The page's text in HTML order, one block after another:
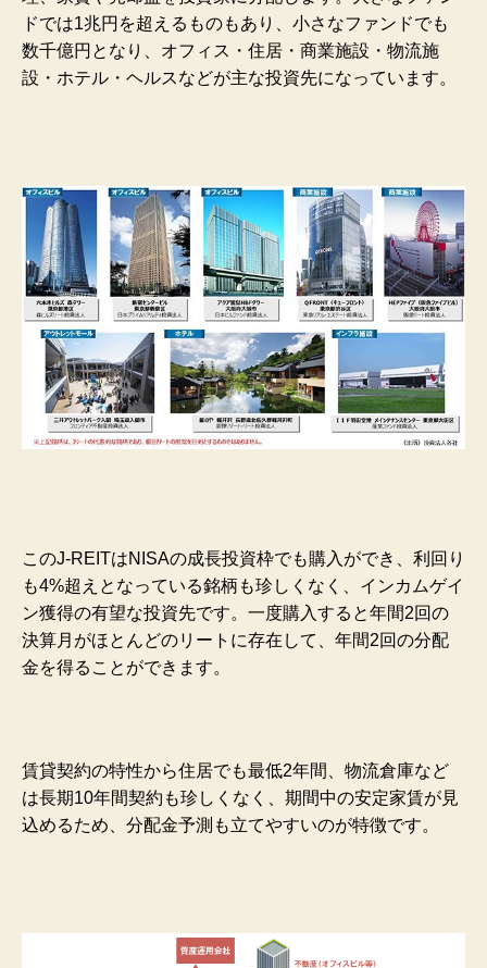
ドでは1兆円を超えるものもあり、小さなファンドでも
数千億円となり、オフィス・住居・商業施設・物流施
設・ホテル・ヘルスなどが主な投資先になっています。
このJ-REITはNISAの成長投資枠でも購入ができ、利回り
も4%超えとなっている銘柄も珍しくなく、インカムゲイ
ン獲得の有望な投資先です。一度購入すると年間2回の
決算月がほとんどのリートに存在して、年間2回の分配
金を得ることができます。
賃貸契約の特性から住居でも最低2年間、物流倉庫など
は長期10年間契約も珍しくなく、期間中の安定家賃が見
込めるため、分配金予測も立てやすいのが特徴です。